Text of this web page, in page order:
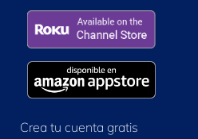
Crea tu cuenta gratis